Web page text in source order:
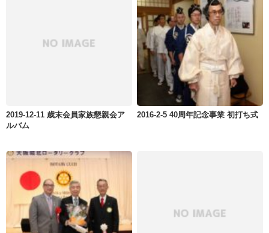
2019-12-11 歳末会員家族懇親会ア
ルバム
2016-2-5 40周年記念事業 初打ち式